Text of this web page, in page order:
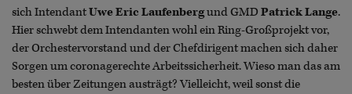
sich IntendantUwe Eric Laufenbergund GMD Patrick Lange.
Hier schwebt dem Intendanten wohl ein Ring-Großprojekt vor,
der Orchestervorstand und der Chefdirigent machen sich daher
Sorgen um coronagerechte Arbeitssicherheit. Wieso man das am
besten über Zeitungen austrägt? Vielleicht, weil sonst die